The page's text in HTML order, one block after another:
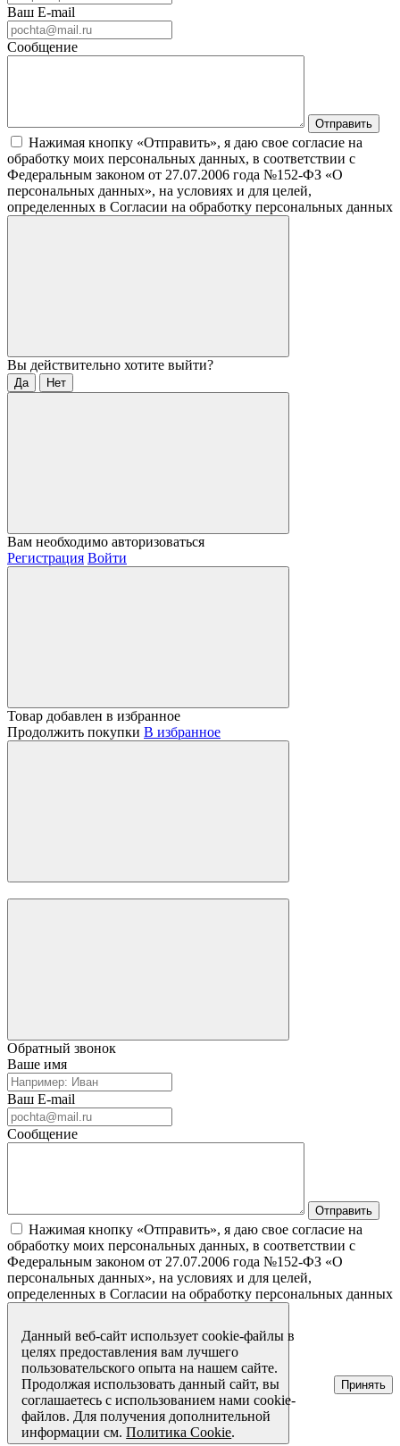
Ваш E-mail
Сообщение
Нажимая кнопку «Отправить», я даю свое согласие на
обработку моих персональных данных, в соответствии с
Федеральным законом от 27.07.2006 года №152-ФЗ «О
персональных данных», на условиях и для целей,
определенных в Согласии на обработку персональных данных
Вы действительно хотите выйти?
Да Нет
Вам необходимо авторизоваться
Регистрация Войти
Товар добавлен в избранное
Продолжить покупки В избранное
Обратный звонок
Ваше имя
Ваш E-mail
Сообщение
Нажимая кнопку «Отправить», я даю свое согласие на
обработку моих персональных данных, в соответствии с
Федеральным законом от 27.07.2006 года №152-ФЗ «О
персональных данных», на условиях и для целей,
определенных в Согласии на обработку персональных данных
Данный веб-сайт использует cookie-файлы в
целях предоставления вам лучшего
пользовательского опыта на нашем сайте.
Продолжая использовать данный сайт, вы
соглашаетесь с использованием нами cookie-
файлов. Для получения дополнительной
информации см.Политика Cookie.
Принять